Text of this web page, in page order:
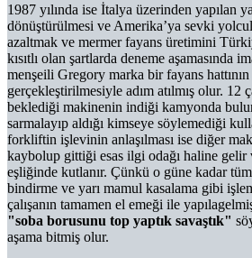
1987 yılında ise İtalya üzerinden yapılan
dönüştürülmesi ve Amerika’ya sevki
azaltmak ve mermer fayans üretimini
kısıtlı olan şartlarda deneme aşamasında
menşeili Gregory marka bir fayans hattının
gerçekleştirilmesiyle adım atılmış olur. 12
beklediği makinenin indiği kamyonda
sarmalayıp aldığı kimseye söylemediği
forkliftin işlevinin anlaşılması ise diğer
kaybolup gittiği esas ilgi odağı haline gelir
eşliğinde kutlanır. Çünkü o güne kadar
bindirme ve yarı mamul kasalama gibi
çalışanın tamamen el emeği ile
"soba borusunu top yaptık savaştık"
aşama bitmiş olur.